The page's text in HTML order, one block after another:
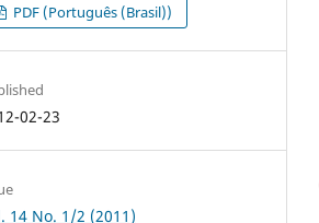
PDF (Português (Brasil))
02-23
14 No. 1/2 (2011)